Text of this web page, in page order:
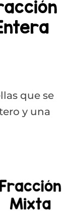
que se
y una